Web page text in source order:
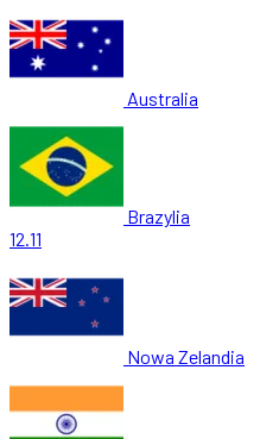
Australia
Brazylia
12.11
Nowa Zelandia